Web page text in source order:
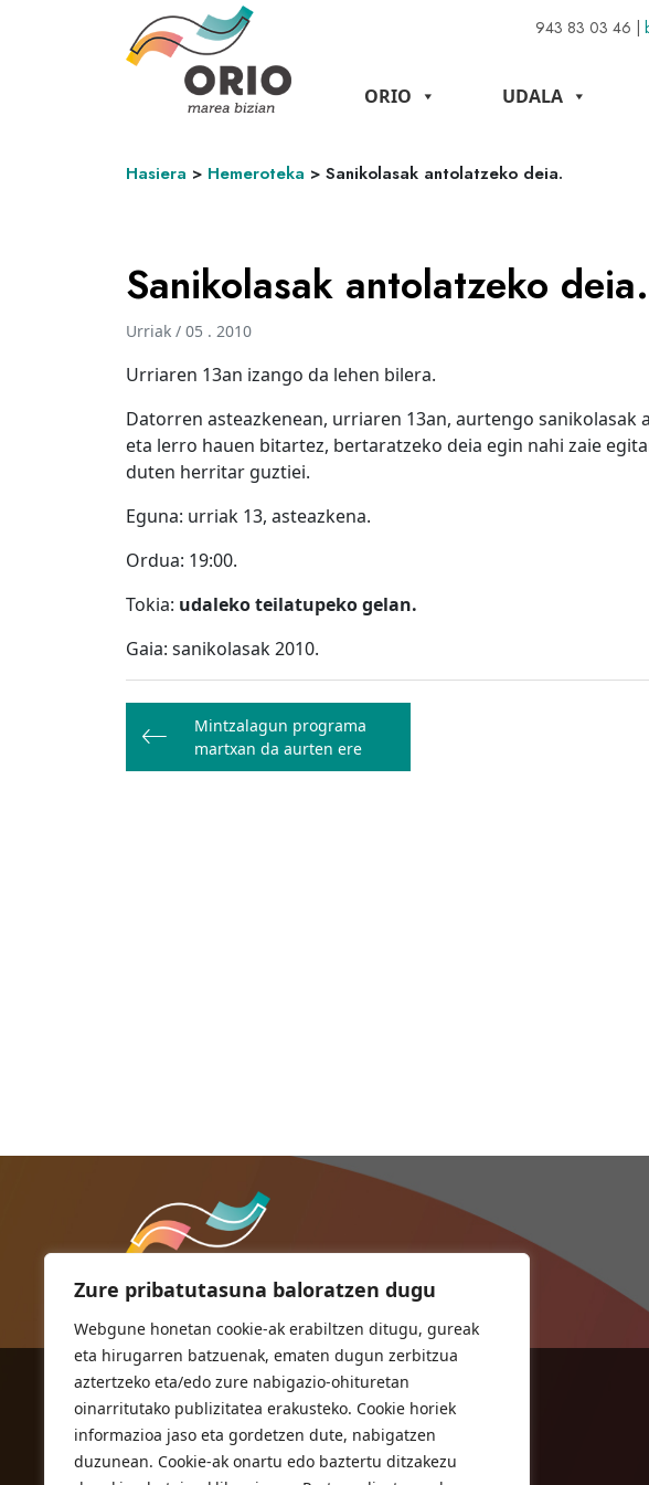
Zure pribatutasuna baloratzen dugu
Webgune honetan cookie-ak erabiltzen ditugu, gureak
eta hirugarren batzuenak, ematen dugun zerbitzua
aztertzeko eta/edo zure nabigazio-ohituretan
oinarritutako publizitatea erakusteko. Cookie horiek
informazioa jaso eta gordetzen dute, nabigatzen
duzunean. Cookie-ak onartu edo baztertu ditzakezu
943 83 03 46 |
ORIO UDALA
Hasiera > Hemeroteka > Sanikolasak antolatzeko deia.
Sanikolasak antolatzeko deia.
Urriak / 05 . 2010
Urriaren 13an izango da lehen bilera.
Datorren asteazkenean, urriaren 13an, aurtengo sanikolasak
eta lerro hauen bitartez, bertaratzeko deia egin nahi zaie
duten herritar guztiei.
Eguna: urriak 13, asteazkena.
Ordua: 19:00.
Tokia: udaleko teilatupeko gelan.
Gaia: sanikolasak 2010.
Bidalketetan
zehar
nabigatu
Mintzalagun programa
martxan da aurten ere
ORIOKO UDALA
Herriko plaza,1
20810 Orio (Gipuzkoa)
T. 943 83 03 46